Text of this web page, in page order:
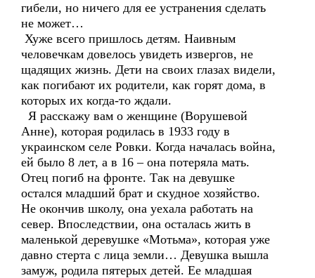
гибели, но ничего для ее устранения сделать
не может…
Хуже всего пришлось детям. Наивным
человечкам довелось увидеть извергов, не
щадящих жизнь. Дети на своих глазах видели,
как погибают их родители, как горят дома, в
которых их когда-то ждали.
Я расскажу вам о женщине (Ворушевой
Анне), которая родилась в 1933 году в
украинском селе Ровки. Когда началась война,
ей было 8 лет, а в 16 – она потеряла мать.
Отец погиб на фронте. Так на девушке
остался младший брат и скудное хозяйство.
Не окончив школу, она уехала работать на
север. Впоследствии, она осталась жить в
маленькой деревушке «Мотьма», которая уже
давно стерта с лица земли… Девушка вышла
замуж, родила пятерых детей. Ее младшая